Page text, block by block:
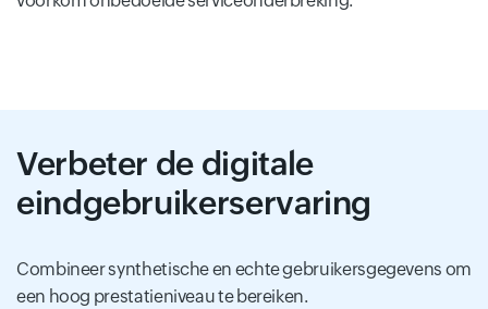
Verbeter de digitale
eindgebruikerservaring
Combineer synthetische en echte gebruikersgegevens om
een ​​hoog prestatieniveau te bereiken.